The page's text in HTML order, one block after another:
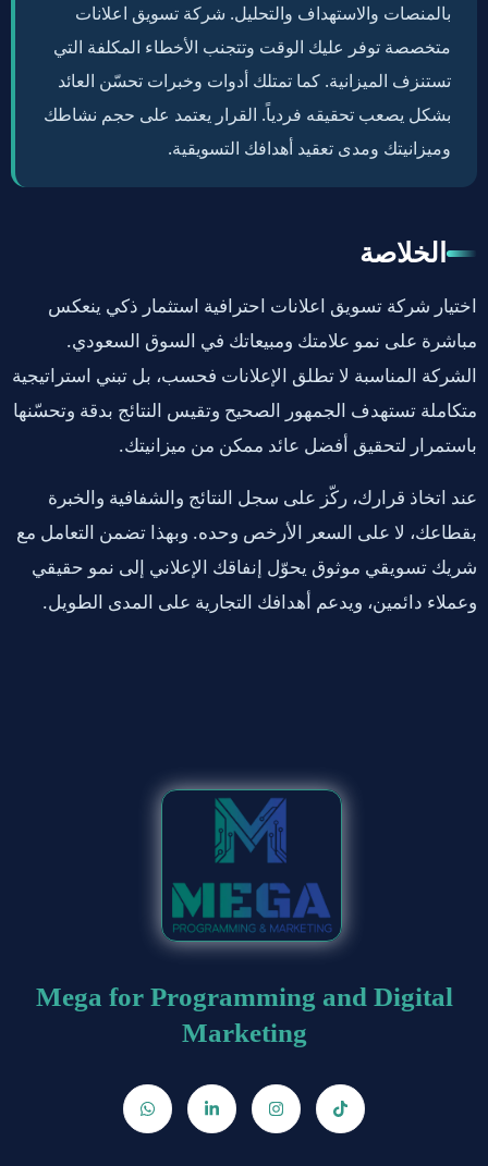
بالمنصات والاستهداف والتحليل. شركة تسويق اعلانات
متخصصة توفر عليك الوقت وتتجنب الأخطاء المكلفة التي
تستنزف الميزانية. كما تمتلك أدوات وخبرات تحسّن العائد
بشكل يصعب تحقيقه فردياً. القرار يعتمد على حجم نشاطك
وميزانيتك ومدى تعقيد أهدافك التسويقية.
الخلاصة
اختيار شركة تسويق اعلانات احترافية استثمار ذكي ينعكس
مباشرة على نمو علامتك ومبيعاتك في السوق السعودي.
الشركة المناسبة لا تطلق الإعلانات فحسب، بل تبني استراتيجية
متكاملة تستهدف الجمهور الصحيح وتقيس النتائج بدقة وتحسّنها
باستمرار لتحقيق أفضل عائد ممكن من ميزانيتك.
عند اتخاذ قرارك، ركّز على سجل النتائج والشفافية والخبرة
بقطاعك، لا على السعر الأرخص وحده. وبهذا تضمن التعامل مع
شريك تسويقي موثوق يحوّل إنفاقك الإعلاني إلى نمو حقيقي
وعملاء دائمين، ويدعم أهدافك التجارية على المدى الطويل.
Mega for Programming and Digital
Marketing